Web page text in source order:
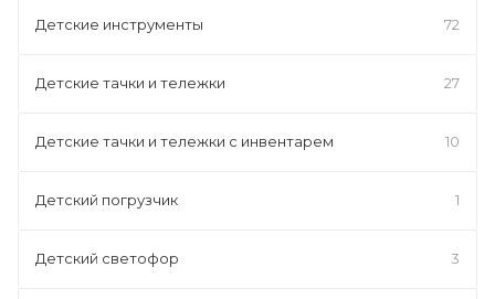
Детские инструменты 72
Детские тачки и тележки 27
Детские тачки и тележки с инвентарем 10
Детский погрузчик 1
Детский светофор 3